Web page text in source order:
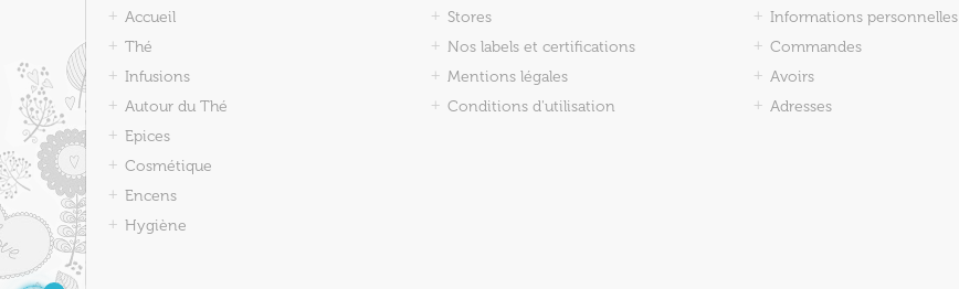
Accueil
Thé
Infusions
Autour du Thé
Epices
Cosmétique
Encens
Hygiène
Stores
Nos labels et certifications
Mentions légales
Conditions d'utilisation
Informations personnelles
Commandes
Avoirs
Adresses